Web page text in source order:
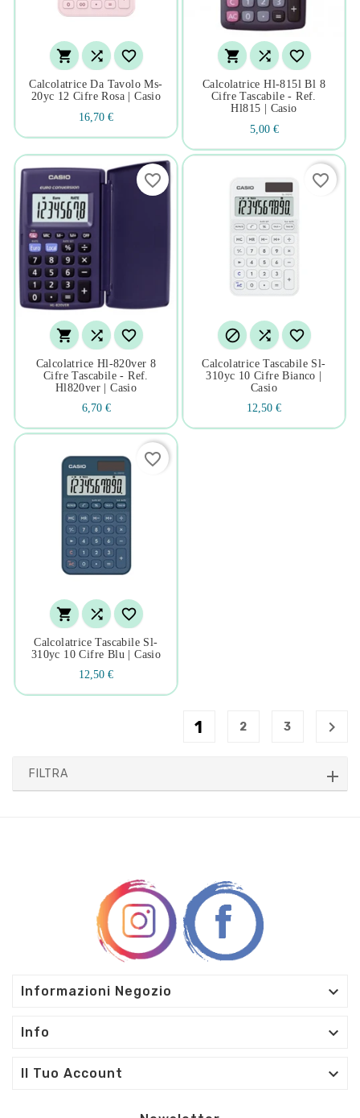
  
Calcolatrice Da Tavolo Ms-
20yc 12 Cifre Rosa | Casio
16,70 €
  
Calcolatrice Hl-815l Bl 8
Cifre Tascabile - Ref.
Hl815 | Casio
5,00 €
  
Calcolatrice Hl-820ver 8
Cifre Tascabile - Ref.
Hl820ver | Casio
6,70 €
favorite_border
  
Calcolatrice Tascabile Sl-
310yc 10 Cifre Bianco |
Casio
12,50 €
favorite_border
  
Calcolatrice Tascabile Sl-
310yc 10 Cifre Blu | Casio
12,50 €
favorite_border
1 2 3 
FILTRA
Informazioni Negozio 
Info 
Il Tuo Account 